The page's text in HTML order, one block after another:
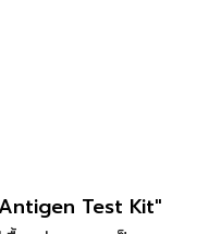
Test Kit"